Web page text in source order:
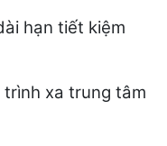
hạn tiết kiệm
xa trung tâm